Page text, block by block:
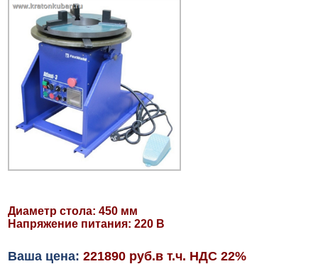
Диаметр стола: 450 мм
Напряжение питания: 220 В
Ваша цена: 221890 руб.в т.ч. НДС 22%